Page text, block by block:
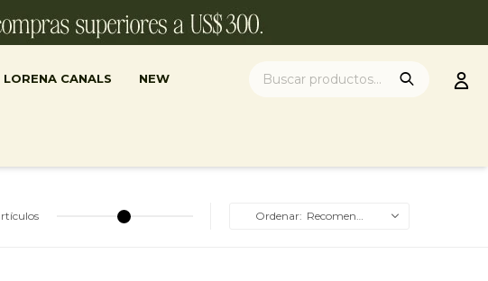
LORENA CANALS NEW
Recomendados